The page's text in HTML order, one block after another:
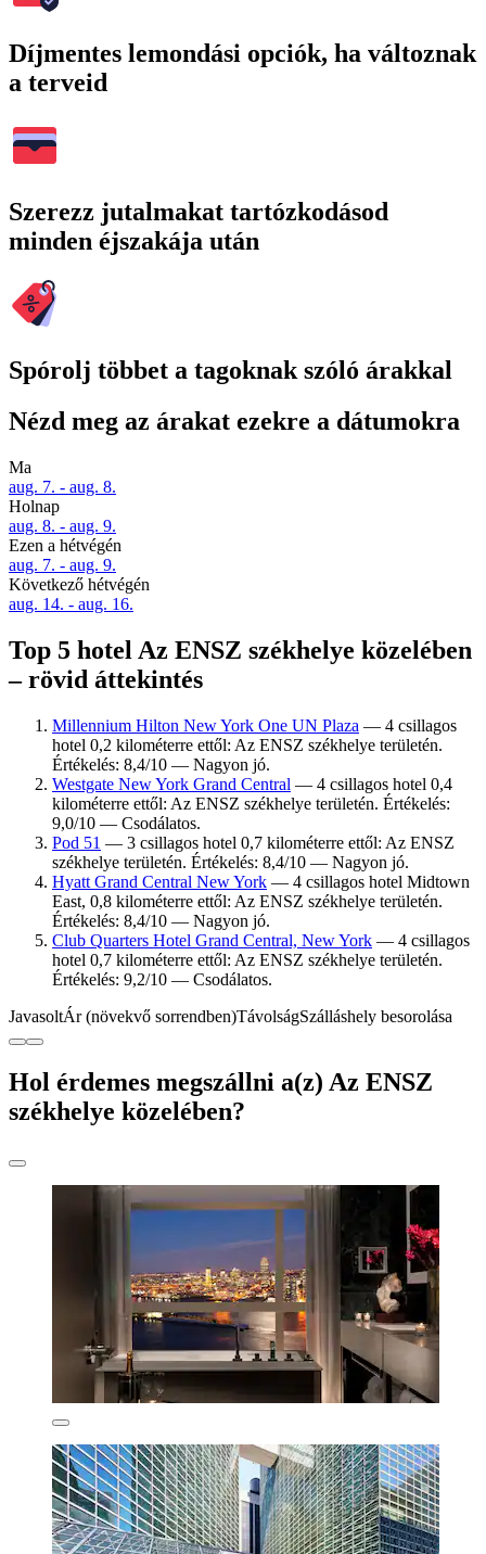
Díjmentes lemondási opciók, ha változnak
a terveid
Szerezz jutalmakat tartózkodásod
minden éjszakája után
Spórolj többet a tagoknak szóló árakkal
Nézd meg az árakat ezekre a dátumokra
Ma
aug. 7. - aug. 8.
Holnap
aug. 8. - aug. 9.
Ezen a hétvégén
aug. 7. - aug. 9.
Következő hétvégén
aug. 14. - aug. 16.
Top 5 hotel Az ENSZ székhelye közelében
– rövid áttekintés
Millennium Hilton New York One UN Plaza — 4 csillagos
hotel 0,2 kilométerre ettől: Az ENSZ székhelye területén.
Értékelés: 8,4/10 — Nagyon jó.
Westgate New York Grand Central — 4 csillagos hotel 0,4
kilométerre ettől: Az ENSZ székhelye területén. Értékelés:
9,0/10 — Csodálatos.
Pod 51 — 3 csillagos hotel 0,7 kilométerre ettől: Az ENSZ
székhelye területén. Értékelés: 8,4/10 — Nagyon jó.
Hyatt Grand Central New York — 4 csillagos hotel Midtown
East, 0,8 kilométerre ettől: Az ENSZ székhelye területén.
Értékelés: 8,4/10 — Nagyon jó.
Club Quarters Hotel Grand Central, New York — 4 csillagos
hotel 0,7 kilométerre ettől: Az ENSZ székhelye területén.
Értékelés: 9,2/10 — Csodálatos.
JavasoltÁr (növekvő sorrendben)TávolságSzálláshely besorolása
Hol érdemes megszállni a(z) Az ENSZ
székhelye közelében?